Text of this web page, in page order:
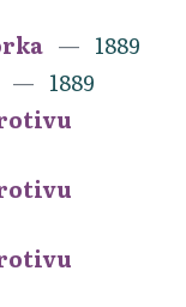
1889
1889